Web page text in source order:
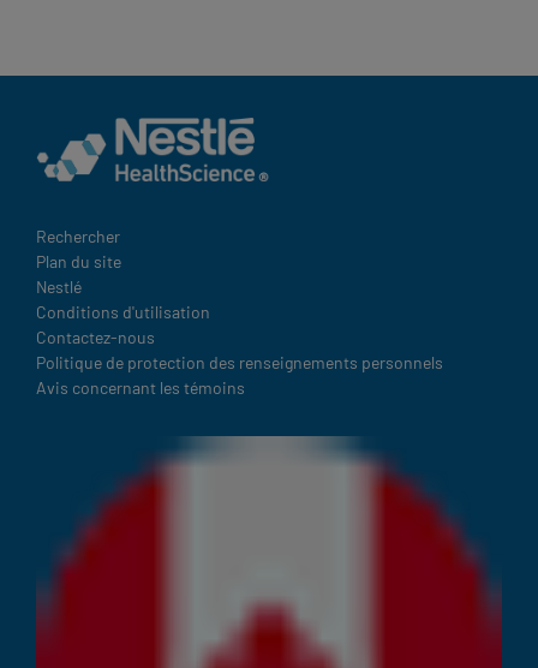
Terms
and
Condition
Footer
Rechercher
Plan du site
Nestlé
Conditions d'utilisation
Contactez-nous
Politique de protection des renseignements personnels
Avis concernant les témoins